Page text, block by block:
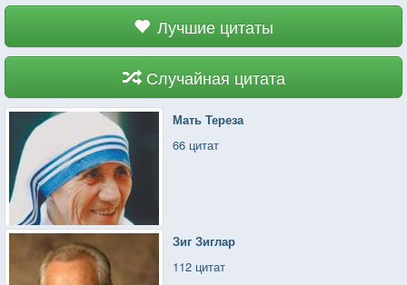
Лучшие цитаты
Случайная цитата
Мать Тереза
66 цитат
Зиг Зиглар
112 цитат